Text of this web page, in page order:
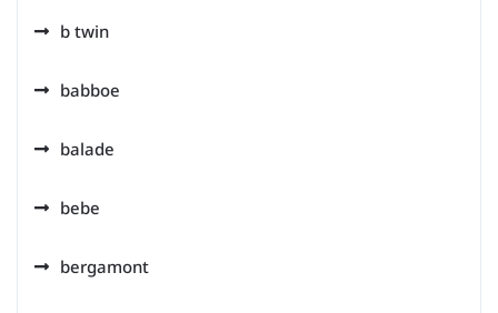
b twin
babboe
balade
bebe
bergamont